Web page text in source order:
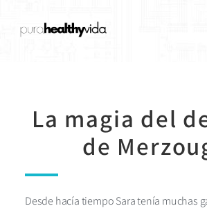
La magia del
de
Desde hacía tiempo Sara tenía muchas